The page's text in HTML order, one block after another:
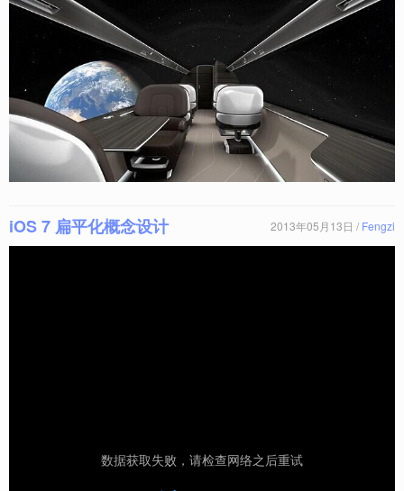
iOS 7 扁平化概念设计 2013年05月13日 / Fengzi